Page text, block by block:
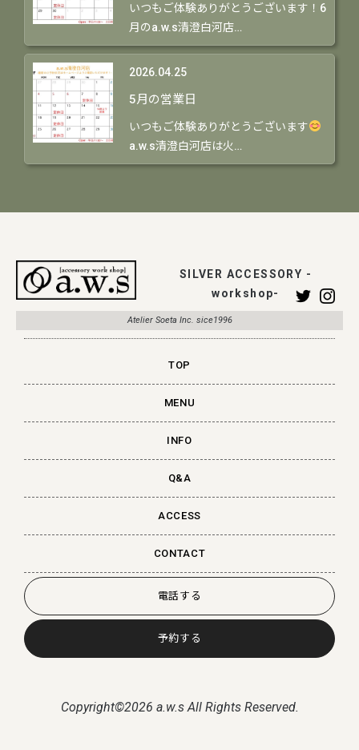
いつもご体験ありがとうございます！6
月のa.w.s清澄白河店…
2026.04.25
5月の営業日
いつもご体験ありがとうございます
a.w.s清澄白河店は火…
SILVER ACCESSORY -
workshop-
Atelier Soeta Inc. sice1996
TOP
MENU
INFO
Q&A
ACCESS
CONTACT
電話する
予約する
Copyright©2026 a.w.s All Rights Reserved.